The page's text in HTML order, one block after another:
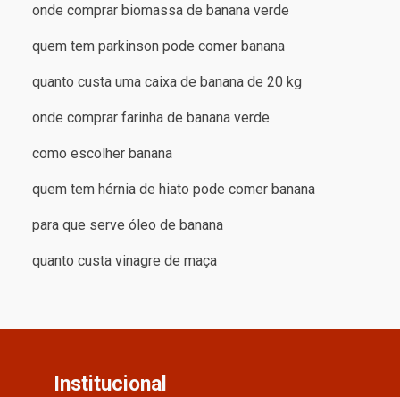
onde comprar biomassa de banana verde
quem tem parkinson pode comer banana
quanto custa uma caixa de banana de 20 kg
onde comprar farinha de banana verde
como escolher banana
quem tem hérnia de hiato pode comer banana
para que serve óleo de banana
quanto custa vinagre de maça
Institucional